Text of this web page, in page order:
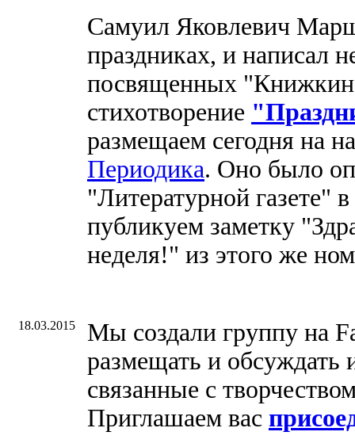
Самуил Яковлевич
праздниках, и написал
посвященных
стихотворение
размещаем сегодня на
Периодика. Оно было
"Литературной газете"
публикуем заметку
неделя!" из этого же
18.03.2015
Мы создали группу на
размещать и обсуждать
связанные с
Приглашаем вас